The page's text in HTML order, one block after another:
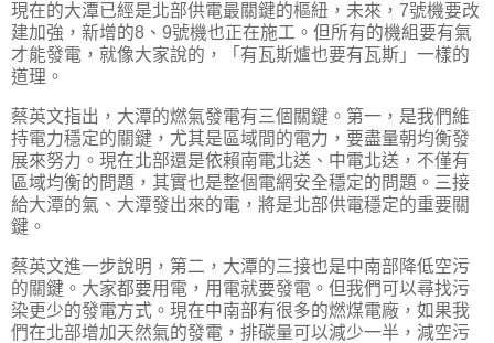
現在的大潭已經是北部供電最關鍵的樞紐，未來，7號機要改
建加強，新增的8、9號機也正在施工。但所有的機組要有氣
才能發電，就像大家說的，「有瓦斯爐也要有瓦斯」一樣的
道理。
蔡英文指出，大潭的燃氣發電有三個關鍵。第一，是我們維
持電力穩定的關鍵，尤其是區域間的電力，要盡量朝均衡發
展來努力。現在北部還是依賴南電北送、中電北送，不僅有
區域均衡的問題，其實也是整個電網安全穩定的問題。三接
給大潭的氣、大潭發出來的電，將是北部供電穩定的重要關
鍵。
蔡英文進一步說明，第二，大潭的三接也是中南部降低空污
的關鍵。大家都要用電，用電就要發電。但我們可以尋找污
染更少的發電方式。現在中南部有很多的燃煤電廠，如果我
們在北部增加天然氣的發電，排碳量可以減少一半，減空污